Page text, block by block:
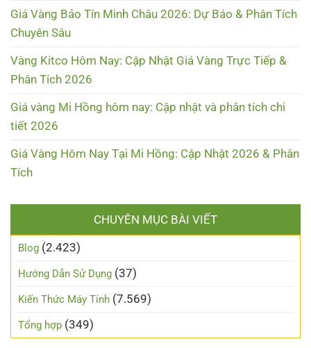
Giá Vàng Bảo Tín Minh Châu 2026: Dự Báo & Phân Tích
Chuyên Sâu
Vàng Kitco Hôm Nay: Cập Nhật Giá Vàng Trực Tiếp &
Phân Tích 2026
Giá vàng Mi Hồng hôm nay: Cập nhật và phân tích chi
tiết 2026
Giá Vàng Hôm Nay Tại Mi Hồng: Cập Nhật 2026 & Phân
Tích
CHUYÊN MỤC BÀI VIẾT
Blog (2.423)
Hướng Dẫn Sử Dụng (37)
Kiến Thức Máy Tính (7.569)
Tổng hợp (349)